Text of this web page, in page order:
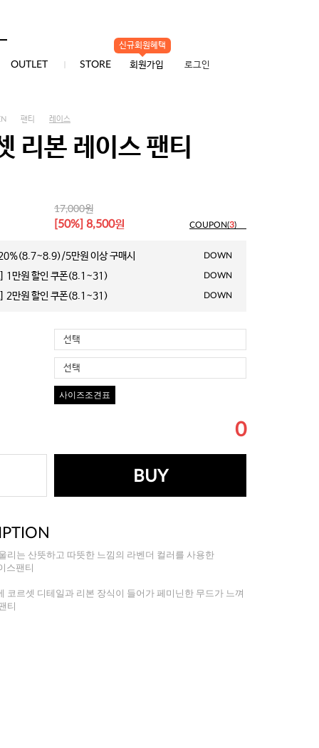
OUTLET STORE
신규회원혜택
회원가입 로그인
팬티 레이스
리본 레이스 팬티
17,000원
[50%] 8,500원 COUPON(3)
5만원 이상 구매시 DOWN
] 1만원 할인 쿠폰(8.1~31) DOWN
] 2만원 할인 쿠폰(8.1~31) DOWN
선택
선택
사이즈조견표
0
BUY
리는 산뜻하고 따뜻한 느낌의 라벤더 컬러를 사용한
스팬티
코르셋 디테일과 리본 장식이 들어가 페미닌한 무드가 느껴
티